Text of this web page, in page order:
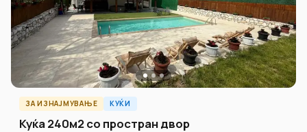
ЗА ИЗНАЈМУВАЊЕ КУЌИ
Куќа 240м2 со простран двор